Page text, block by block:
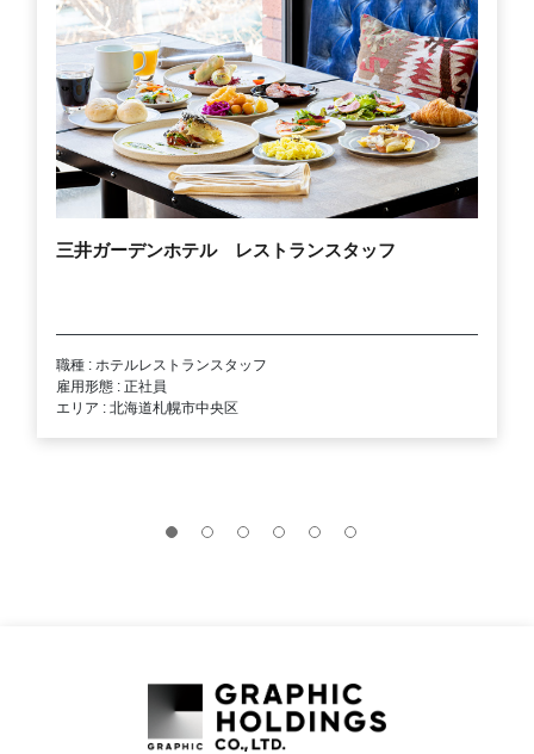
三井ガーデンホテル レストランスタッフ
職種 : ホテルレストランスタッフ
雇用形態 : 正社員
エリア : 北海道札幌市中央区